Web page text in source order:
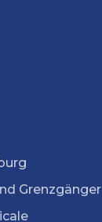
Grenzgänger